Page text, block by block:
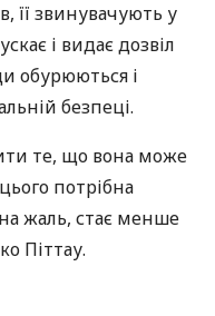
її звинувачують у
і видає дозвіл
обурюються і
безпеці.
те, що вона може
потрібна
на жаль, стає менше
Піттау.